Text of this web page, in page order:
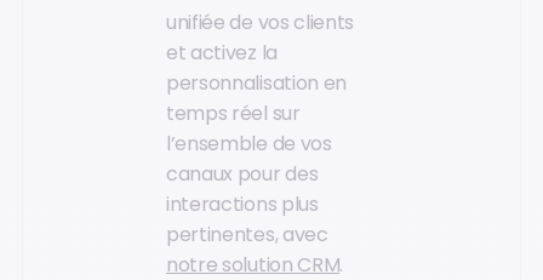
unifiée de vos clients
et activez la
personnalisation en
temps réel sur
l’ensemble de vos
canaux pour des
interactions plus
pertinentes, avec
notre solution CRM.